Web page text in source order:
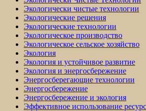
Экологически чистые технологии
Экологические решения
Экологические технологии
Экологическое производство
Экологическое сельское хозяйство
Экология
Экология и устойчивое развитие
Экология и энергосбережение
Энергосберегающие технологии
Энергосбережение
Энергосбережение и экология
Эффективное использование